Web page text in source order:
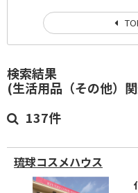
検索結果
(生活用品（その他）
137件
琉球コスメハウス